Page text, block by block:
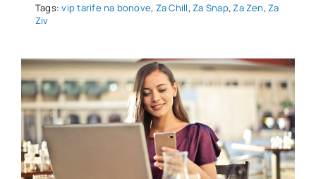
Tags:vip tarife na bonove, Za Chill,Za Snap,Za Zen,Za
Ziv